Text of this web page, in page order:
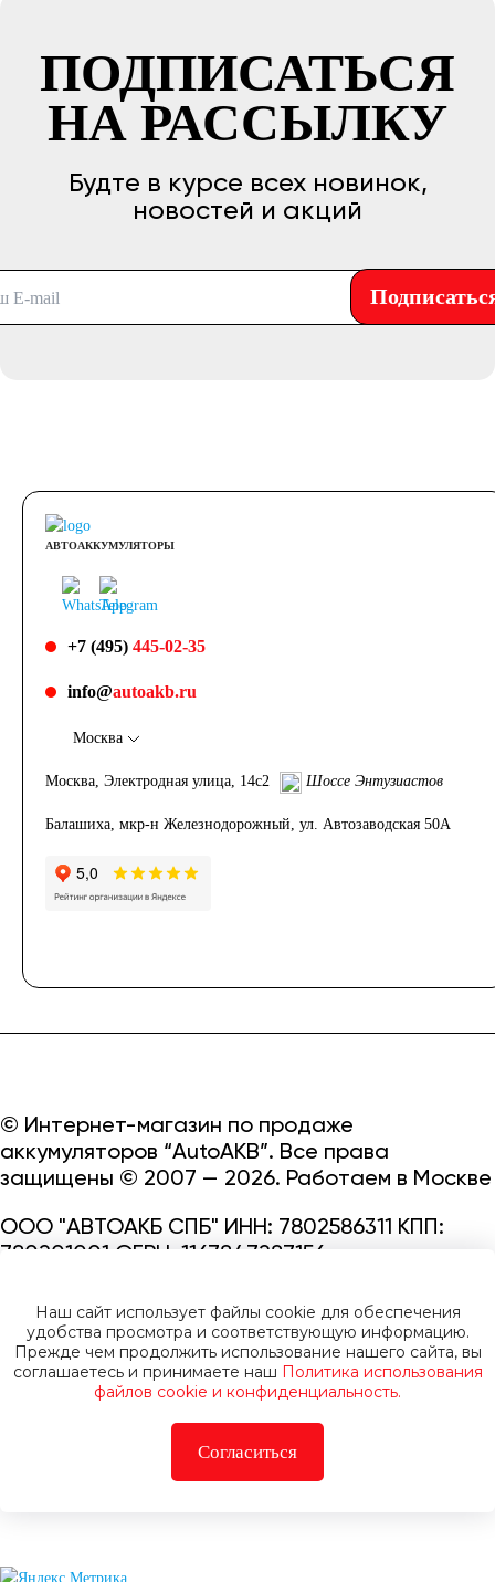
ПОДПИСАТЬСЯ
НА РАССЫЛКУ
Будте в курсе всех новинок,
новостей и акций
АВТОАККУМУЛЯТОРЫ
+7 (495) 445-02-35
info@autoakb.ru
Москва
Москва, Электродная улица, 14с2 Шоссе Энтузиастов
Балашиха, мкр-н Железнодорожный, ул. Автозаводская 50А
© Интернет-магазин по продаже
аккумуляторов “AutoAKB”. Все права
защищены © 2007 — 2026. Работаем в Москве
ООО "АВТОАКБ СПБ" ИНН: 7802586311 КПП:
780201001 ОГРН: 1167847287156.
Сайт под защитой reCAPTCHA и Google
Privacy PolicyиTerms of Service.
Политика конфиденциальности
Наш сайт использует файлы cookie для обеспечения
удобства просмотра и соответствующую информацию.
Прежде чем продолжить использование нашего сайта, вы
соглашаетесь и принимаете наш Политика использования
файлов cookie и конфиденциальность.
Согласиться